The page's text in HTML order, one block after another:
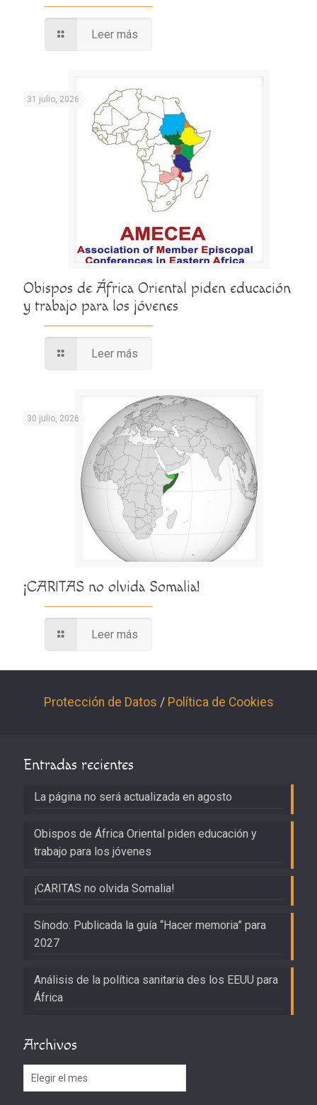
Leer más
31 julio, 2026
Obispos de África Oriental piden educación
y trabajo para los jóvenes
Leer más
30 julio, 2026
¡CARITAS no olvida Somalia!
Leer más
Protección de Datos / Política de Cookies
Entradas recientes
La página no será actualizada en agosto
Obispos de África Oriental piden educación y
trabajo para los jóvenes
¡CARITAS no olvida Somalia!
Sínodo: Publicada la guía “Hacer memoria” para
2027
Análisis de la política sanitaria des los EEUU para
África
Archivos
Archivos